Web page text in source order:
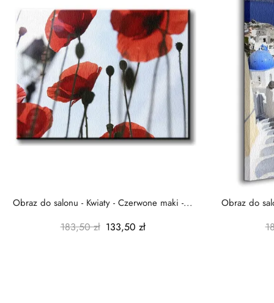
Obraz do salonu - Kwiaty - Czerwone maki -...
183,50 zł 133,50 zł
Obraz do